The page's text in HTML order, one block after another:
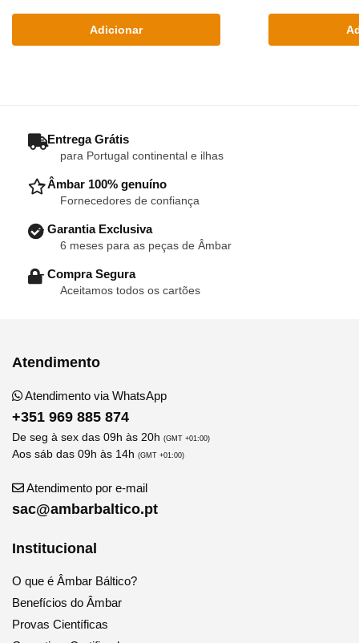
original
era:
atual
é:
Adicionar
– Entrega Grátis
para Portugal continental e ilhas
– Âmbar 100% genuíno
Fornecedores de confiança
– Garantia Exclusiva
6 meses para as peças de Âmbar
– Compra Segura
Aceitamos todos os cartões
Atendimento
Atendimento via WhatsApp
+351 969 885 874
De seg à sex das 09h às 20h (GMT +01:00)
Aos sáb das 09h às 14h (GMT +01:00)
Atendimento por e-mail
sac@ambarbaltico.pt
Institucional
O que é Âmbar Báltico?
Benefícios do Âmbar
Provas Científicas